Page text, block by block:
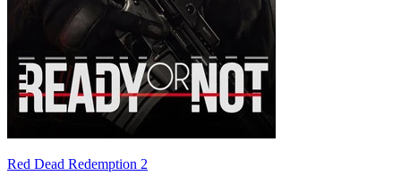
Red Dead Redemption 2